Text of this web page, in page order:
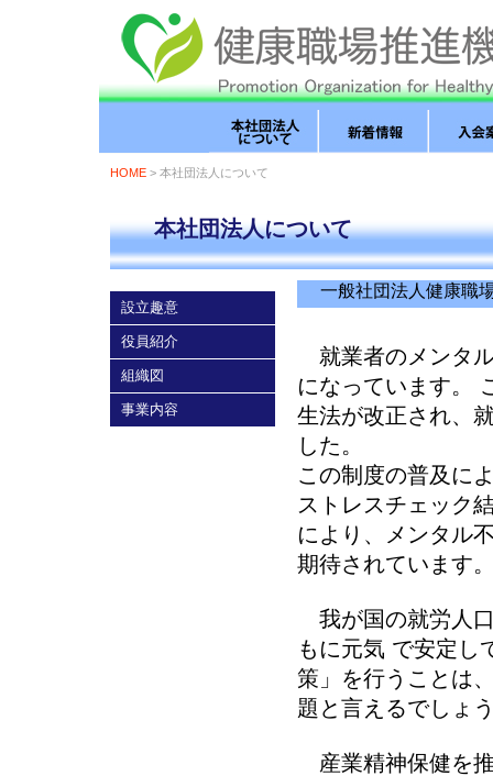
HOME > 本社団法人について
本社団法人について
設立趣意
役員紹介
組織図
事業内容
一般社団法人健康職
就業者のメンタ
になっています。
生法が改正され、
した。
この制度の普及に
ストレスチェック
により、メンタル
期待されています
我が国の就労人
もに元気 で安定し
策」を行うことは
題と言えるでしょ
産業精神保健を